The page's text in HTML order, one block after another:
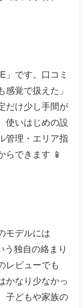
」です。口コミ
覚で扱えた」
だけ少し手間が
使いはじめの設
管理・エリア指
らできます 📱
モデルには
う独自の絡まり
レビューでも
かなり少なかっ
子どもや家族の